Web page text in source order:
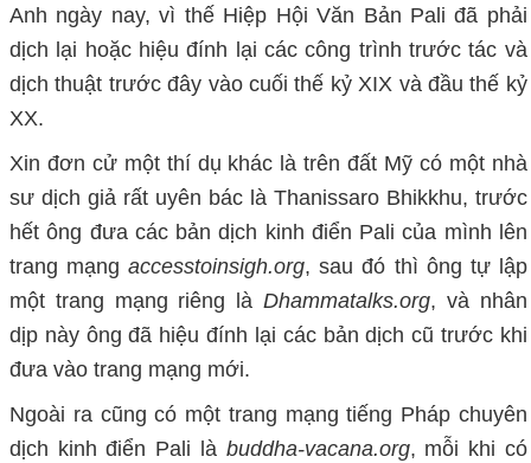
Anh ngày nay, vì thế Hiệp Hội Văn Bản Pali đã phải
dịch lại hoặc hiệu đính lại các công trình trước tác và
dịch thuật trước đây vào cuối thế kỷ XIX và đầu thế kỷ
XX.
Xin đơn cử một thí dụ khác là trên đất Mỹ có một nhà
sư dịch giả rất uyên bác là Thanissaro Bhikkhu, trước
hết ông đưa các bản dịch kinh điển Pali của mình lên
trang mạngaccesstoinsigh.org, sau đó thì ông tự lập
một trang mạng riêng làDhammatalks.org, và nhân
dịp này ông đã hiệu đính lại các bản dịch cũ trước khi
đưa vào trang mạng mới.
Ngoài ra cũng có một trang mạng tiếng Pháp chuyên
dịch kinh điển Pali là buddha-vacana.org, mỗi khi có